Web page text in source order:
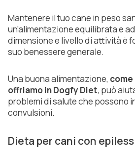
Mantenere il tuo cane in peso
un'alimentazione equilibrata e
dimensione e livello di attività è
suo benessere generale.
Una buona alimentazione,
offriamo in Dogfy Diet, può
problemi di salute che possono
convulsioni.
Dieta per cani con